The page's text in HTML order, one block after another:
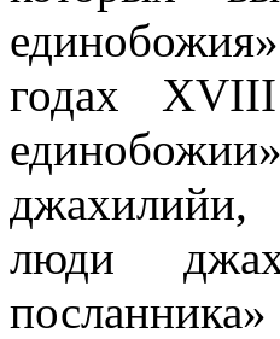
годах XVIII
люди